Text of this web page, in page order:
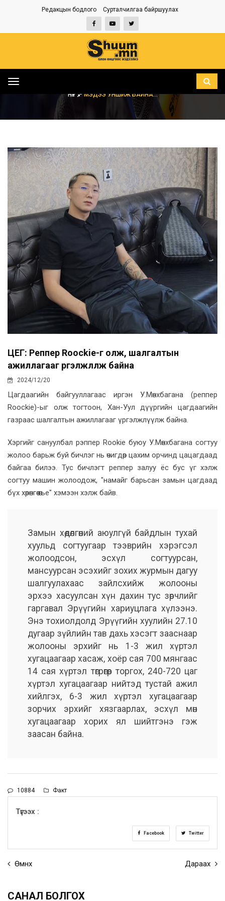
Редакцын бодлого Сурталчилгаа байршуулах
Toggle
НҮҮР МЭДЭЭ УНШИЖ БАЙНА...
ЦЕГ: Реппер Roockie-г олж, шалгалтын
ажиллагааг үргэлжлүүлж байна
2024/12/20
Цагдаагийн байгууллагаас иргэн У.Мөнхбагана (реппер
Roockie)-ыг олж тогтоон, Хан-Уул дүүргийн цагдаагийн
газраас шалгалтын ажиллагааг үргэлжлүүлж байна.
Хэргийг сануулбал рэппер Rookie буюу У.Мөнхбагана согтуу
жолоо барьж буй бичлэг нь өчигдөр цахим орчинд цацагдаад
байгаа билээ. Тус бичлэгт реппер залуу ёс бус үг хэлж
согтуу машин жолоодож, "намайг барьсан замын цагдаад
бүх хөрөнгөө өгье" хэмээн хэлж байв.
Замын хөдөлгөөний аюулгүй байдлын тухай
хуульд согтуугаар тээврийн хэрэгсэл
жолоодсон, эсхүл согтуурсан,
мансуурсан эсэхийг зохих журмын дагуу
шалгуулахаас зайлсхийж жолооны
эрхээ хасуулсан хүн дахин тус зөрчлийг
гаргавал Эрүүгийн хариуцлага хүлээнэ.
Энэ тохиолдолд Эрүүгийн хуулийн 27.10
дугаар зүйлийн тав дахь хэсэгт зааснаар
жолооны эрхийг нь 1-3 жил хүртэл
хугацаагаар хасаж, хоёр сая 700 мянгаас
14 сая хүртэл төгрөгөөр торгох, 240-720 цаг
хүртэл хугацаагаар нийтэд тустай ажил
хийлгэх, 6-3 жил хүртэл хугацаагаар
зорчих эрхийг хязгаарлах, эсхүл мөн
хугацаагаар хорих ял шийтгэнэ гэж
заасан байна.
10884 Факт
Түгээх :
Facebook Twitter
Өмнөх Дараах
САНАЛ БОЛГОХ